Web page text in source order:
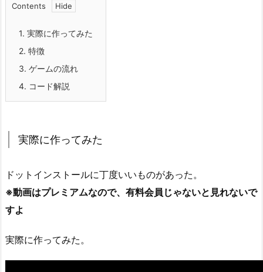
Contents
1. 実際に作ってみた
2. 特徴
3. ゲームの流れ
4. コード解説
実際に作ってみた
ドットインストールに丁度いいものがあった。
※動画はプレミアムなので、有料会員じゃないと見れないで
すよ
実際に作ってみた。